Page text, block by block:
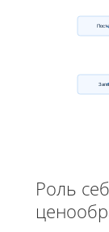
Роль